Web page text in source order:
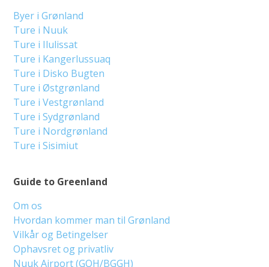
Guide to Greenland
Om os
Hvordan kommer man til Grønland
Vilkår og Betingelser
Ophavsret og privatliv
Nuuk Airport (GOH/BGGH)
Byer i Grønland
Ture i Nuuk
Ture i Ilulissat
Ture i Kangerlussuaq
Ture i Disko Bugten
Ture i Østgrønland
Ture i Vestgrønland
Ture i Sydgrønland
Ture i Nordgrønland
Ture i Sisimiut